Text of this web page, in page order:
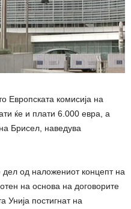
Европската комисија на
ќе и плати 6.000 евра, а
Брисел, наведува
од наложениот концепт на
на основа на договорите
Унија постигнат на